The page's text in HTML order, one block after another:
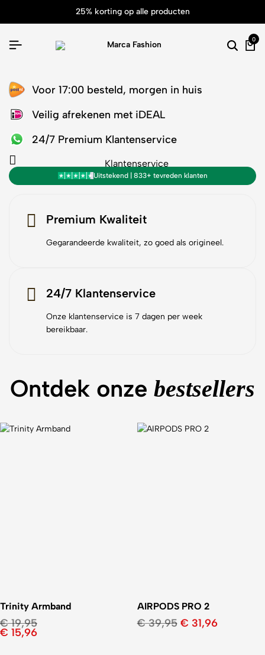
25% korting op alle producten
Search
0
Voor 17:00 besteld, morgen in huis
Veilig afrekenen met iDEAL
24/7 Premium Klantenservice
Klantenservice
Uitstekend | 833+ tevreden klanten
Premium Kwaliteit
Gegarandeerde kwaliteit, zo goed als origineel.
24/7 Klantenservice
Onze klantenservice is 7 dagen per week
bereikbaar.
Ontdek onze bestsellers
Trinity Armband
€19,95
€ 15,96
AIRPODS PRO 2
€39,95 € 31,96